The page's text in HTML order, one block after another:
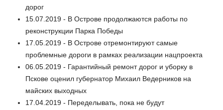
дорог
15.07.2019 - В Острове продолжаются работы по
реконструкции Парка Победы
17.05.2019 - В Острове отремонтируют самые
проблемные дороги в рамках реализации нацпроекта
06.05.2019 - Гарантийный ремонт дорог и уборку в
Пскове оценил губернатор Михаил Ведерников на
майских выходных
17.04.2019 - Переделывать, пока не будут